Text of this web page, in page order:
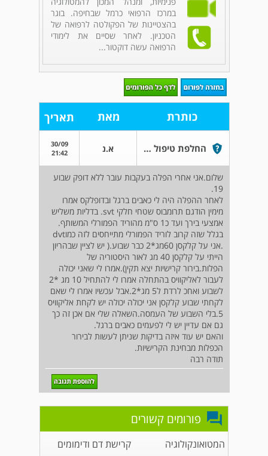
במרכז הרפואי כרמל שבחיפה. בוגר
בהצטיינות של הפקולטה לרפואה של
הטכניון. לאחר שסיים את לימודי
הרפואה עשה דוקטור...
כותרת מאת תאריך
החלפת טיפול מקלקסן לאליקוויס א.נ
30/09
21:42
שלום.אני אחרי הפלה בעקבות עובר ללא דופק שבוע
19.
לאחר ההפלה היה לי כאבים ברגל ובדופלקס אמרו
מימין הודגם תרומבוס שטחי חלקי svt. בדליות משליש
אמצעי בירך ועד כ1 ס"מ מהוריד הפמורלי המשותף.
בגלל שזה קרוב לוריד הפמורלי מתייחסים לזה כמוdvt
.אני על קלקסן 60מג*2 כבר שבוע.( יש לציין שבהריון
הייתי על קלקסן 40 מג לאור היסטוריה של
הפלות.בירור קרישיות יצא תקין).אמרו לי שאני יכולה
לעבור לאליקוויס בהתחלה אמרו לי להתחיל 10 מג *2
לשבוע ואחכ לרדת ל5 מג*2.אבל עכשיו אמרו לי שאם
לקחתי שבוע קלקסן אני יכולה יכולה יש לקחת אליקוויס
5.בלי השבוע של העמסה.השאלה שלי אם אכן זה כך
גם אם עדיין יש לי לפעמים כאבים ברגל.
והאם יש עוד איזה בדיקות שניתן לעשות לבירור
הכפלות מבחינת הקרישיות.
תודה רבה
פורומים קשורים
המטואונקולוגיה
קרישת דם ודימומים